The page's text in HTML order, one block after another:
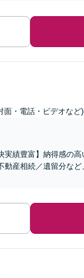
面・電話・ビデオなど
実績豊富】納得感の
動産相続／遺留分な